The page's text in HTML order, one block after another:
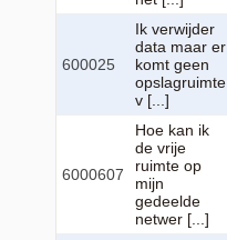
600025
Ik verwijder
data maar er
komt geen
opslagruimte
v [...]
6000607
Hoe kan ik
de vrije
ruimte op
mijn
gedeelde
netwer [...]